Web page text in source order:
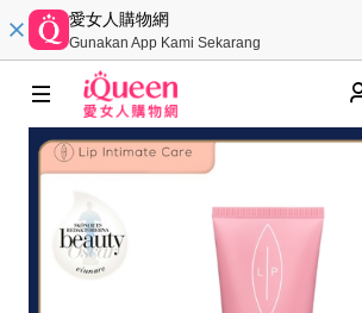
愛女人購物網
Gunakan App Kami Sekarang